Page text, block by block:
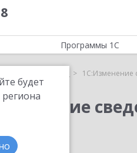
будет
Программы 1С
1С:Изменение